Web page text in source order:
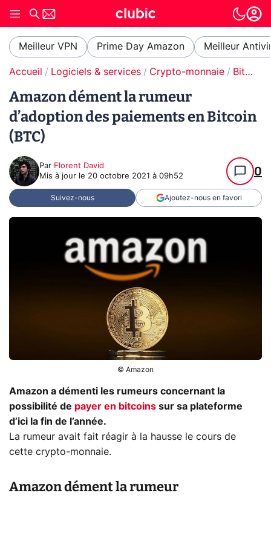
Meilleur VPN Prime Day Amazon Meilleur
Accueil Logiciels & services Crypto-monnaie Bitcoin
Amazon dément la rumeur
d’adoption des paiements en Bitcoin
(BTC)
Par Florent David
Mis à jour le 20 octobre 2021 à 09h52 0
Suivez-nous Ajoutez-nous en favori
© Amazon
Amazon a démenti les rumeurs concernant la
possibilité de payer en bitcoins sur sa plateforme
d’ici la fin de l’année.
La rumeur avait fait réagir à la hausse le cours de
cette crypto-monnaie.
Amazon dément la rumeur